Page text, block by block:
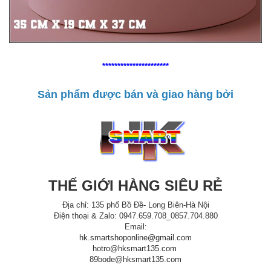
**********************
Sản phẩm được bán và giao hàng bởi
THẾ GIỚI HÀNG SIÊU RẺ
Địa chỉ: 135 phố Bồ Đề- Long Biên-Hà Nội
Điện thoại & Zalo: 0947.659.708_0857.704.880
Email:
hk.smartshoponline@gmail.com
hotro@hksmart135.com
89bode@hksmart135.com